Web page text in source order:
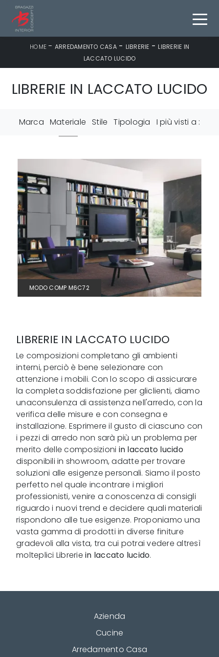
HOME - ARREDAMENTO CASA- LIBRERIE -LIBRERIE IN
LACCATO LUCIDO
LIBRERIE IN LACCATO LUCIDO
Marca Materiale Stile Tipologia I più visti a :
MODO COMP M6C72
LIBRERIE IN LACCATO LUCIDO
Le composizioni completano gli ambienti
interni, perciò è bene selezionare con
attenzione i mobili. Con lo scopo di assicurare
la completa soddisfazione per gliclienti, diamo
unaconsulenza di assistenza nell'arredo, con la
verifica delle misure e con consegna e
installazione. Esprimere il gusto di ciascuno con
i pezzi di arredo non sarà più un problema per
merito delle composizioni in laccato lucido
disponibili in showroom, adatte per trovare
soluzioni alle esigenze personali. Siamo il posto
perfetto nel quale incontrare i migliori
professionisti, venire a conoscenza di consigli
riguardo i nuovi trend e decidere quali materiali
rispondono alle tue esigenze. Proponiamo una
vasta gamma di prodotti in diverse finiture
gradevoli alla vista, tra cui potrai vedere altresì
molteplici Libreriein laccato lucido.
Azienda
Cucine
Arredamento Casa